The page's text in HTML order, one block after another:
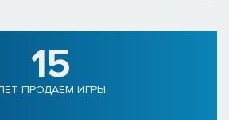
15
ПРОДАЕМ ИГРЫ